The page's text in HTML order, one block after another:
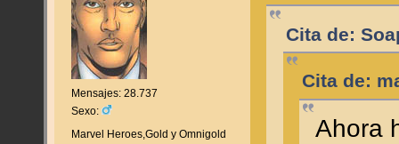
Mensajes: 28.737
Sexo:
Marvel Heroes,Gold y Omnigold
Cita de:
Cita de:
Ahora